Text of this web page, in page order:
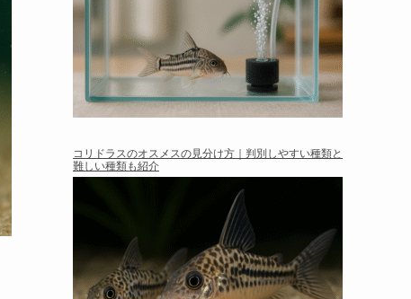
コリドラスのオスメスの見分け方｜判別しやすい種類と
難しい種類も紹介